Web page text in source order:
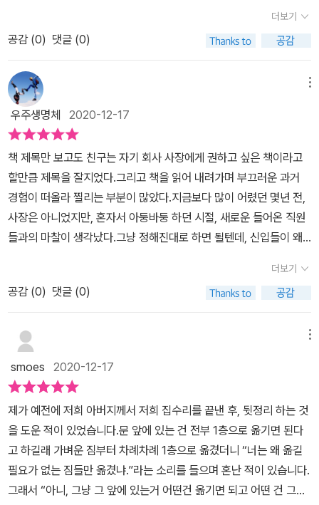
되어 좋고 두고두고 기억하며 그 어떤 당황스러운 일이 발행하여도
잘 대처할 것을 스스로다짐하였다. 출판사로부터 도서를 제공받아
작성한리뷰입니다
면 직원의 능력이 2배 올라간다.' '골치 썩이는 직원에겐 이런 말투를
면 어떻게 질책했는지 돌아보라.' '입을 꾹 다문 직원, 말문이 터지게
하는 방법' 구성돼 있는데, 내가 사장은 아니지만 나의 환경에서 어떻
게 적용시켜 볼 수 있을까 고민하면서 읽어 보았다. 저자가 느끼는
최악의 말투를 가진 사장이 지향해야 할 말투로는 내용을 압축해서
요점만 말하고 무엇부터 행동해야 할지를 명확하게 말해야 한다. 질
문을 받았다면 표정을 주의하자. 그리고 대답을 잘 해주기 위해 노력
을 들이자. 직원이 나의 말을 잘못 해석하고 있는 것은 아닌지 항상 주
의를 기울이고 말할 때 항상 구체적으로 말하자. 가끔 내가 있는 직장
에서 상대의 입장을 고려하지 않고 익숙한 상황에 무심코 던진 대답
실하게 하기 위해 물었는데 상대는 대답을 휙 던진다. 나는 속으로 욕
한다. '좀 친절하면 어디 덧나나?' 그런데 나 또한 상하의 입장이 바뀐
상태에서 그랬던 것에 뜨끔한다. 앞으로는 좀 더 친절하게 대답하기
위해 노력해야겠다. 그리고 간단 명료하게 구체적으로 말해줘야겠다.
쏟아내는 태도를 버리라고 한다. 직원에게 부탁하고자 할 말이 있다
면 전부 적자. 그리고 지시 내용을 가장 쉽게 이해할 수 있도록 순서를
궁리하고 업무를 재차 해야 할 상황이 어떤 경우에 벌어질 수 있을지
상상해 본다. 그리고 업무 진척 상황을 어느 시점에 확인할 것인지도
결정해 둔다. 일을 할 때 실수가 중간에 나올 때가 있다. 결재를 올리
고도 꼭 실수가 나와 민망해하면서 고칠 때가 종종 있다. 우선할 일에
대한 과정을 적고, 이 일로 앞으로 일어날 일까지 상상해보면서 결과
쁜 틈)에, 또 다른 한쪽은 엄청나게 긴시간(다른 일은 안하나 싶을 정
도의 시간)을 들여야하는 정도를비교하기에 그렇게 와닿지도, 또 실
제 적용하기도 쉽지 않았다.이 책에서는 '말투'라는 부분에서만 딱 짚
어서 얘기하기에 비슷한 '시간'을 들여서 효과적이며 예측 가능한 정
도의 사원 반응을 유도할 수 있도록 해준다.편하게 말하도록 하지만,
잡다하지 않게끔 말하는 방법을 미리 가르쳐 준다던가,차분히 들어는
주지만, 사장의 시간을 너무 뺐지 않도록 상담시간을 미리 정해 놓는
다던지,내가 성급하게 처리하면서 당장의 빠름을 요하기보다는 사원
의 성장을 키울 수 있는 고민을 해본다던지 등등이미 저질러진 실수
와 과오에 대해서 지적하고 화내기보다는,냉정하게 현재를 수습하고
다음의 반복을 예방하기 위한 방법을 고민하는 사장에 태도에 대한
노하우가 담겨있다.너무 물러도 안되겠지만, 이미 실수를 느끼고 자
책하는 직원을 나무래서 더 주눅들게 하지말며,규칙에 따른 벌만 딱
하면서, 내 화풀이 대상으로 삼으려 하지 말라는 부분은 사원입장에
에 관심을 갖고 대화도 나누고(문제가 터지기이전에)각자의 성향에
대해서도 약간은 파악해 놓고,잦은 실수속에서도 강점을 다만 몇 가
지라도 찾아놓는 노력을 해놓아야한다고 한다.질병처럼 아플때만 약
을 찾지말고,평상시에 운동을 틈틈히 해놓듯이,말투는 약과 같은 효
과이며,미리미리 운동같은 정성과 노력을 기울여 놓아야한다는 메세
지가 담겨있다.어떻게 보면 내 마음을 다스리는 방법들이라고 생각하
고,이를 효율적으로 전달하는 기법들에대한 설명인 듯하다.잘 익히
면, 사장으로서도, 사원으로서도, 사회생활이나 가족간의 생활에서도
더보기
공감 (0) 댓글 (0)
우주생명체 2020-12-17
책 제목만 보고도 친구는 자기 회사 사장에게 권하고 싶은 책이라고
할만큼 제목을 잘지었다.그리고 책을 읽어 내려가며 부끄러운 과거
경험이 떠올라 찔리는 부분이 많았다.지금보다 많이 어렸던 몇년 전,
사장은 아니었지만, 혼자서 아둥바둥 하던 시절, 새로운 들어온 직원
들과의 마찰이 생각났다.그냥 정해진대로 하면 될텐데, 신입들이 왜
내가 이야기한 것과 상대방이 받아들인 것이 달라 일은 진행이 안되
고,서로 감정만 상하는 일이 빈번했다.이 책을 미리 읽었더라면, 내 말
투에도 문제가 있다는 것을 알고, 개선했을텐데 아쉽다. 내가 말하는
대신 상대방의 말을 더 많이 듣고,좀 더 긍정적인 피드백을 제안했다
전하는 가장 중요한 핵심은 '상대방 납득시키기'와 '5W2H'이다.그리
고 그당시 중간관리자로 내가 가장 부족한 부분은 상대방 납득시키기
였다.다른 사람에게 일을 시킬 때에는 상대방의 기준으로 다시한번
생각해봤어야 했다.그리고 전체적인 관점에서 바라볼 수 있도록 도움
을 주는 것이 필요했다.상대방이 스스로 일을 이해했다면, 능동적이
되어 맞춰나가는 것도 좋았을 것 같다.혼자 일할 때는 내 기준으로 '5
W1H'에 맞춰서 했었는데, 책에 나온 'How many, how much (얼
더보기
공감 (0) 댓글 (0)
smoes 2020-12-17
제가 예전에 저희 아버지께서 저희 집수리를 끝낸 후, 뒷정리 하는 것
을 도운 적이 있었습니다.문 앞에 있는 건 전부 1층으로 옮기면 된다
고 하길래 가벼운 짐부터 차례차례 1층으로 옮겼더니 “너는 왜 옮길
필요가 없는 짐들만 옮겼냐.”라는 소리를 들으며 혼난 적이 있습니다.
그래서 “아니, 그냥 그 앞에 있는거 어떤건 옮기면 되고 어떤 건 그냥